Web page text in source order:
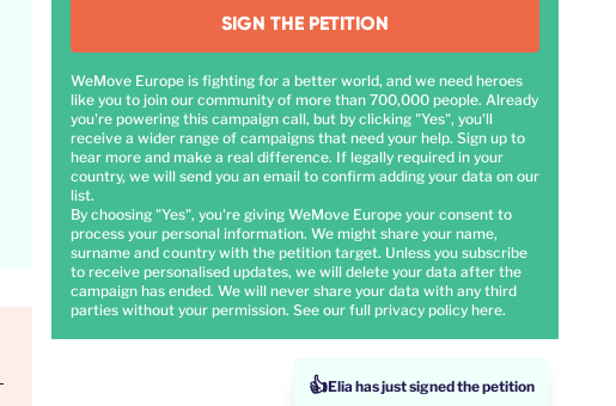
SIGN THE PETITION
WeMove Europe is fighting for a better world, and we need heroes
like you to join our community of more than 700,000 people. Already
you're powering this campaign call, but by clicking "Yes", you'll
receive a wider range of campaigns that need your help. Sign up to
hear more and make a real difference. If legally required in your
country, we will send you an email to confirm adding your data on our
list.
By choosing "Yes", you're giving WeMove Europe your consent to
process your personal information. We might share your name,
surname and country with the petition target. Unless you subscribe
to receive personalised updates, we will delete your data after the
campaign has ended. We will never share your data with any third
parties without your permission. See our full privacy policy here.
👍Elia has just signed the petition